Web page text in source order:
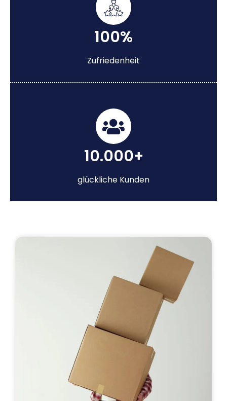
100%
Zufriedenheit
10.000+
glückliche Kunden